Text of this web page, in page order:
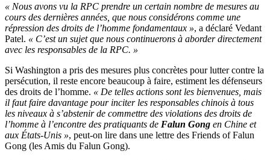
« Nous avons vu la RPC prendre un certain nombre de mesures au
cours des dernières années, que nous considérons comme une
répression des droits de l’homme fondamentaux », a déclaré Vedant
Patel. « C’est un sujet que nous continuerons à aborder directement
avec les responsables de la RPC. »
Si Washington a pris des mesures plus concrètes pour lutter contre la
persécution, il reste encore beaucoup à faire, estiment les défenseurs
des droits de l’homme. « De telles actions sont les bienvenues, mais
il faut faire davantage pour inciter les responsables chinois à tous
les niveaux à s’abstenir de commettre des violations des droits de
l’homme à l’encontre des pratiquants de Falun Gong en Chine et
aux États-Unis », peut-on lire dans une lettre des Friends of Falun
Gong (les Amis du Falun Gong).